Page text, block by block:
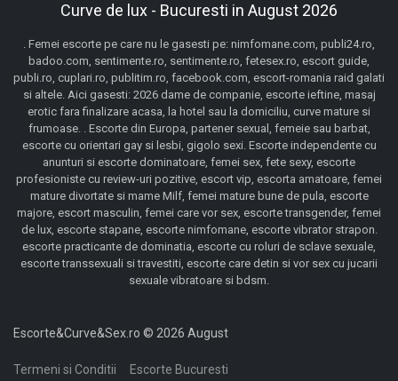
Curve de lux - Bucuresti in August 2026
. Femei escorte pe care nu le gasesti pe: nimfomane.com, publi24.ro,
badoo.com, sentimente.ro, sentimente.ro, fetesex.ro, escort guide,
publi.ro, cuplari.ro, publitim.ro, facebook.com, escort-romania raid galati
si altele. Aici gasesti: 2026 dame de companie, escorte ieftine, masaj
erotic fara finalizare acasa, la hotel sau la domiciliu, curve mature si
frumoase. . Escorte din Europa, partener sexual, femeie sau barbat,
escorte cu orientari gay si lesbi, gigolo sexi. Escorte independente cu
anunturi si escorte dominatoare, femei sex, fete sexy, escorte
profesioniste cu review-uri pozitive, escort vip, escorta amatoare, femei
mature divortate si mame Milf, femei mature bune de pula, escorte
majore, escort masculin, femei care vor sex, escorte transgender, femei
de lux, escorte stapane, escorte nimfomane, escorte vibrator strapon.
escorte practicante de dominatia, escorte cu roluri de sclave sexuale,
escorte transsexuali si travestiti, escorte care detin si vor sex cu jucarii
sexuale vibratoare si bdsm.
Escorte&Curve&Sex.ro © 2026 August
Termeni si Conditii Escorte Bucuresti